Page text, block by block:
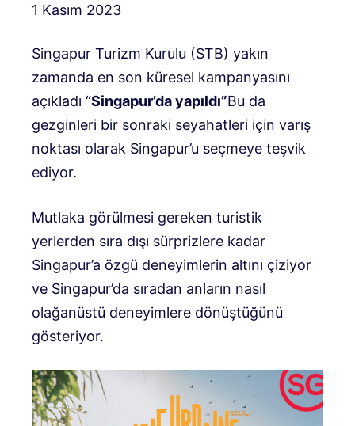
1 Kasım 2023
Singapur Turizm Kurulu (STB) yakın
zamanda en son küresel kampanyasını
açıkladı “Singapur’da yapıldı”Bu da
gezginleri bir sonraki seyahatleri için varış
noktası olarak Singapur’u seçmeye teşvik
ediyor.
Mutlaka görülmesi gereken turistik
yerlerden sıra dışı sürprizlere kadar
Singapur’a özgü deneyimlerin altını çiziyor
ve Singapur’da sıradan anların nasıl
olağanüstü deneyimlere dönüştüğünü
gösteriyor.